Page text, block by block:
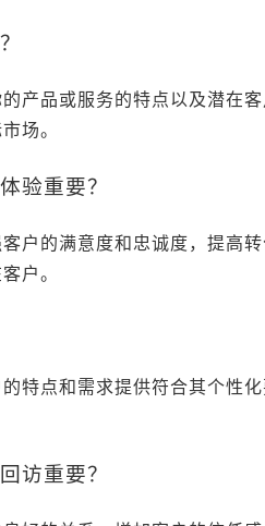
产品或服务的特点以及潜在
场。
验重要？
户的满意度和忠诚度，提高
户。
特点和需求提供符合其个性
访重要？